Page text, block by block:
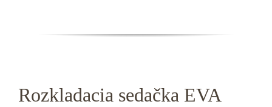
Rozkladacia sedačka EVA